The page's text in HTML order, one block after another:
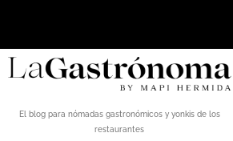
El blog para nómadas gastronómicos y yonkis de los
restaurantes